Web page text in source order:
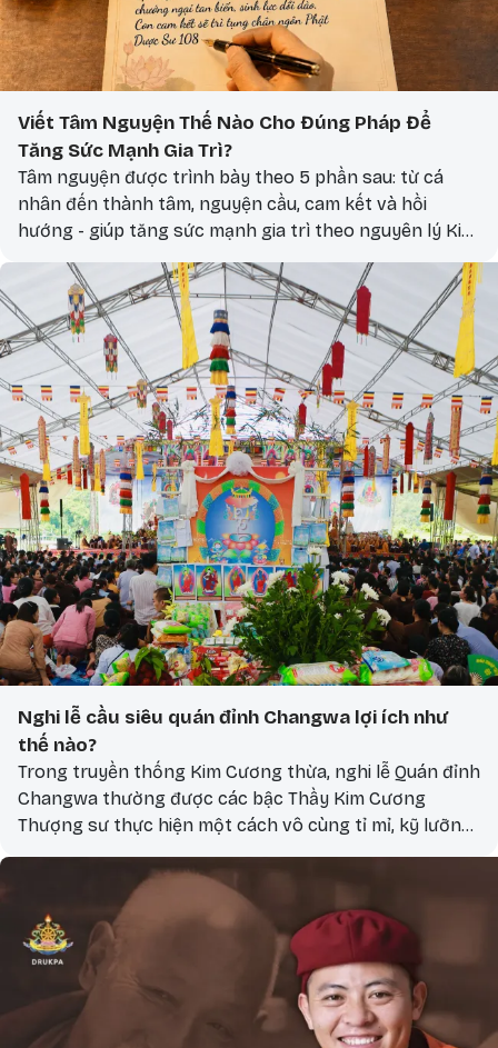
Viết Tâm Nguyện Thế Nào Cho Đúng Pháp Để
Tăng Sức Mạnh Gia Trì?
Tâm nguyện được trình bày theo 5 phần sau: từ cá
nhân đến thành tâm, nguyện cầu, cam kết và hồi
hướng - giúp tăng sức mạnh gia trì theo nguyên lý Kim
Cương Thừa.
Nghi lễ cầu siêu quán đỉnh Changwa lợi ích như
thế nào?
Trong truyền thống Kim Cương thừa, nghi lễ Quán đỉnh
Changwa thường được các bậc Thầy Kim Cương
Thượng sư thực hiện một cách vô cùng tỉ mỉ, kỹ lưỡng